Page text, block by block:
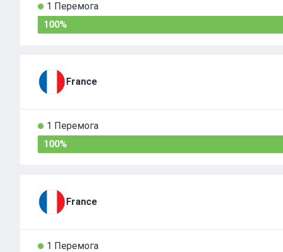
1 Перемога
100%
France
1 Перемога
100%
France
1 Перемога